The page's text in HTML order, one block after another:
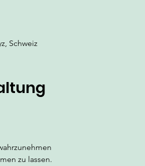
Schweiz
zu lassen.